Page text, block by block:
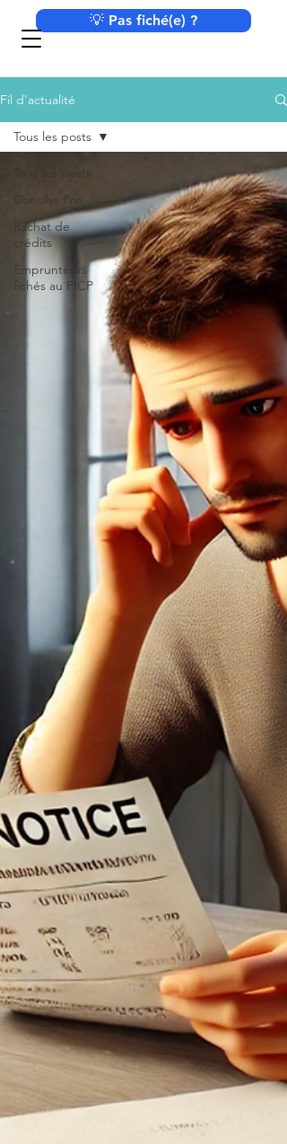
💡 Pas fiché(e) ?
Fil d'actualité
Tous les posts
Concilys Pro
Rachat de
crédits
Emprunteurs
fichés au FICP
Tous les posts